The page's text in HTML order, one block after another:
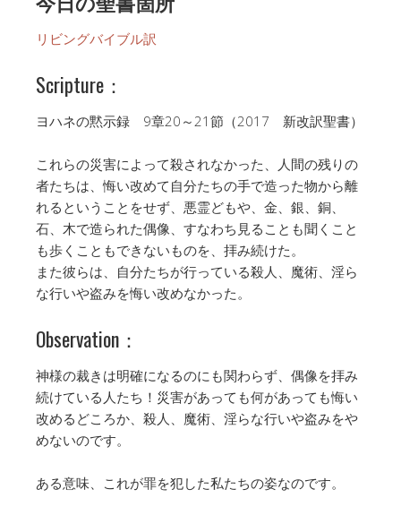
リビングバイブル訳
Scripture：
ヨハネの黙示録 9章20～21節（2017 新改訳聖書）
これらの災害によって殺されなかった、人間の残りの
者たちは、悔い改めて自分たちの手で造った物から離
れるということをせず、悪霊どもや、金、銀、銅、
石、木で造られた偶像、すなわち見ることも聞くこと
も歩くこともできないものを、拝み続けた。
また彼らは、自分たちが行っている殺人、魔術、淫ら
な行いや盗みを悔い改めなかった。
Observation：
神様の裁きは明確になるのにも関わらず、偶像を拝み
続けている人たち！災害があっても何があっても悔い
改めるどころか、殺人、魔術、淫らな行いや盗みをや
めないのです。
ある意味、これが罪を犯した私たちの姿なのです。